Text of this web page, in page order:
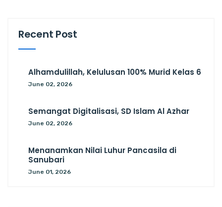
Recent Post
Alhamdulillah, Kelulusan 100% Murid Kelas 6
June 02, 2026
Semangat Digitalisasi, SD Islam Al Azhar
June 02, 2026
Menanamkan Nilai Luhur Pancasila di
Sanubari
June 01, 2026